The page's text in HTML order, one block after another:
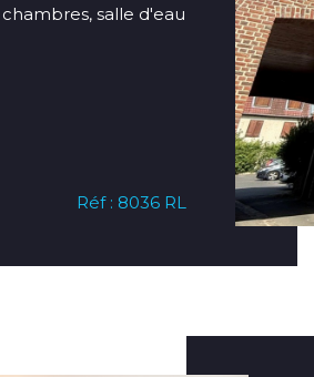
salle d'eau
Réf : 8036 RL